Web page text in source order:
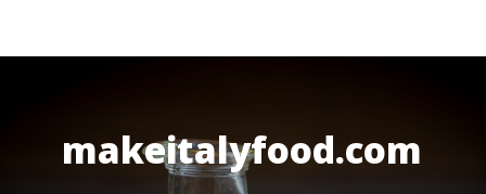
makeitalyfood.com